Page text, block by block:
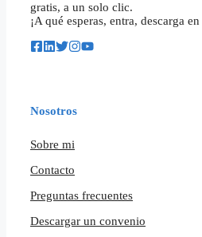
gratis, a un solo clic.
¡A qué esperas, entra, descarga
Nosotros
Sobre mi
Contacto
Preguntas frecuentes
Descargar un convenio